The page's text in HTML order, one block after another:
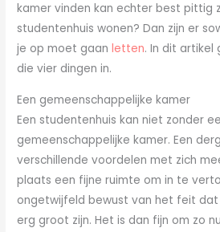
kamer vinden kan echter best pittig
studentenhuis wonen? Dan zijn er
je op moet gaanletten. In dit artikel
die vier dingen in.
Een gemeenschappelijke kamer
Een studentenhuis kan niet zonder
gemeenschappelijke kamer. Een
verschillende voordelen met zich
plaats een fijne ruimte om in te
ongetwijfeld bewust van het feit
erg groot zijn. Het is dan fijn om zo